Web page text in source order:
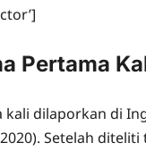
Pertama
kali dilaporkan di
Setelah